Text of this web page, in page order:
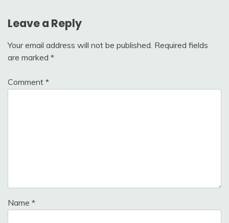
Leave a Reply
Your email address will not be published. Required fields
are marked *
Comment *
Name *